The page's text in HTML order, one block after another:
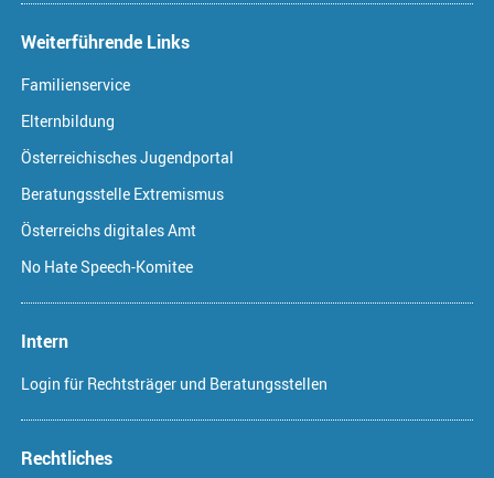
Weiterführende Links
Familienservice
Elternbildung
Österreichisches Jugendportal
Beratungsstelle Extremismus
Österreichs digitales Amt
No Hate Speech-Komitee
Intern
Login für Rechtsträger und Beratungsstellen
Rechtliches